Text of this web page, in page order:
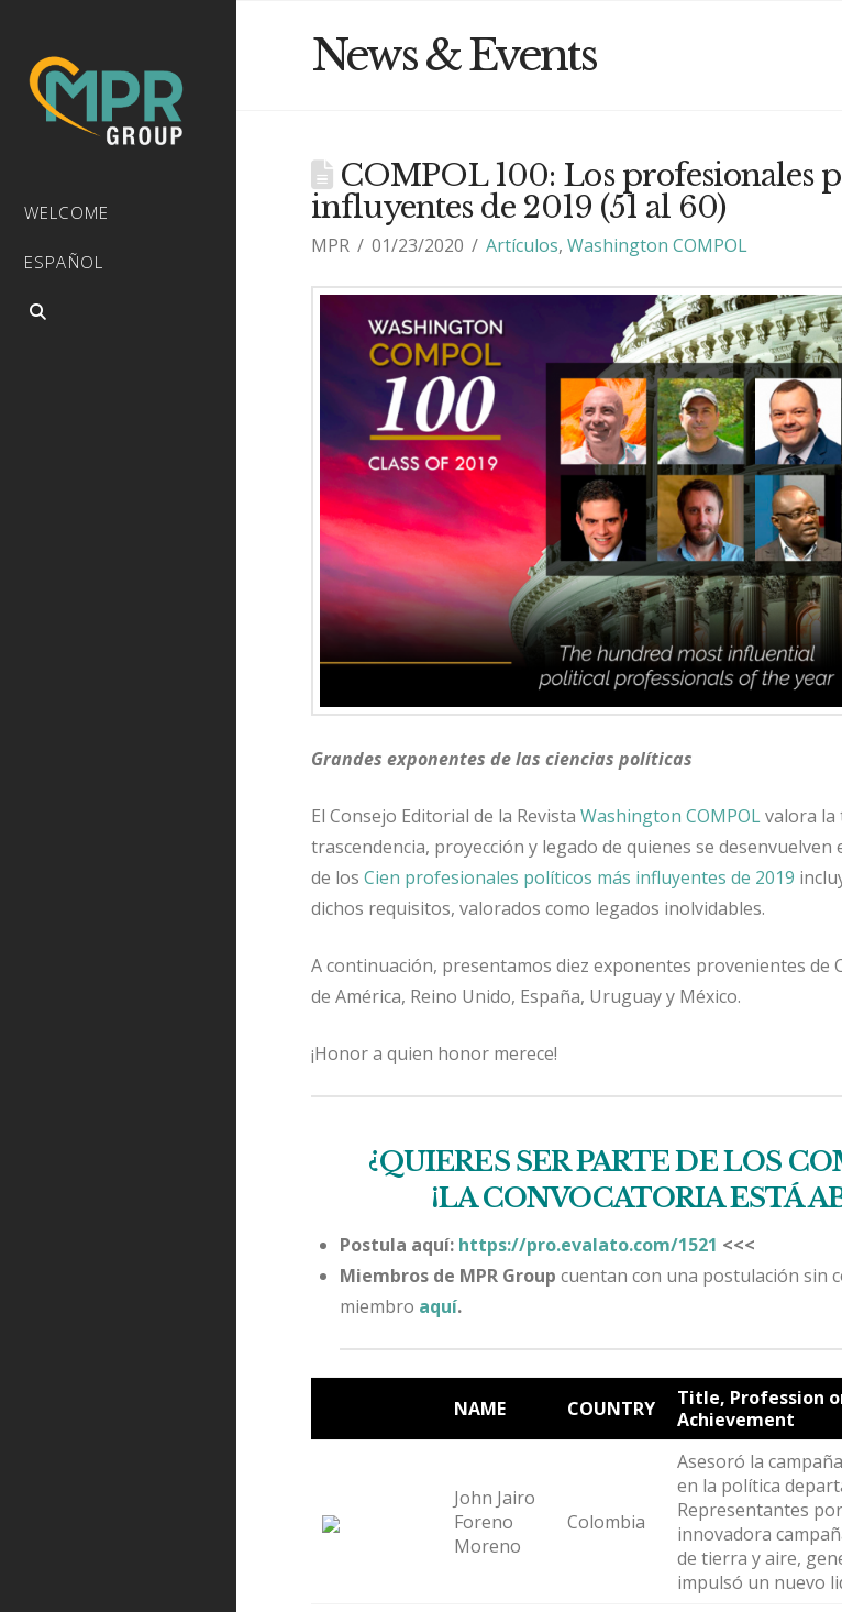
WELCOME
ESPAÑOL
News & Events
COMPOL 100: Los profesionales
influyentes de 2019 (51 al 60)
MPR 01/23/2020 Artículos,Washington COMPOL
Grandes exponentes de las ciencias políticas
El Consejo Editorial de la Revista Washington COMPOLvalora la
trascendencia, proyección y legado de quienes se desenvuelven
de los Cien profesionales políticos más influyentes de 2019
dichos requisitos, valorados como legados inolvidables.
A continuación, presentamos diez exponentes provenientes de
de América, Reino Unido, España, Uruguay y México.
¡Honor a quien honor merece!
¿QUIERES SER PARTE DE LOS
¡LA CONVOCATORIA ESTÁ
Postula aquí: https://pro.evalato.com/1521 <<<
Miembros de MPR Group cuentan con una postulación sin
miembro aquí.
NAME COUNTRY
Title, Profession
Achievement
John Jairo
Foreno
Moreno
Colombia
Asesoró la
en la política
Representantes
innovadora
de tierra y aire,
impulsó un nuevo